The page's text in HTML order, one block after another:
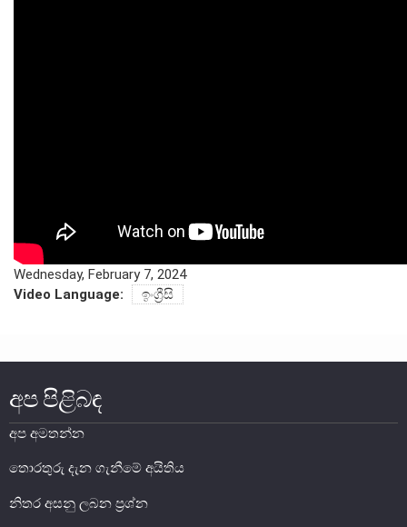
Wednesday, February 7, 2024
Video Language:
ඉංග්‍රීසි
අප පිළිබඳ
අප අමතන්න
තොරතුරු දැන ගැනීමේ අයිතිය
නිතර අසනු ලබන ප්‍රශ්න